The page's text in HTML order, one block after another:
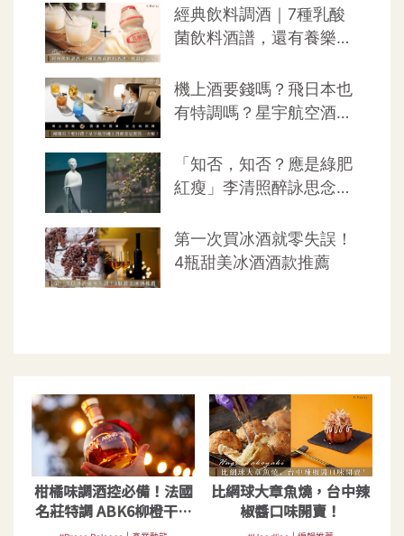
柑橘味調酒控必備！法國
名莊特調 ABK6柳橙干邑
白蘭地
比網球大章魚燒，台中辣
椒醬口味開賣！